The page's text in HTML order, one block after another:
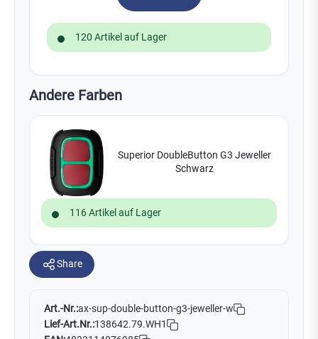
120 Artikel auf Lager
Andere Farben
Superior DoubleButton G3 Jeweller
Schwarz
116 Artikel auf Lager
Share
Art.-Nr.:ax-sup-double-button-g3-jeweller-w
Lief-Art.Nr.:138642.79.WH1